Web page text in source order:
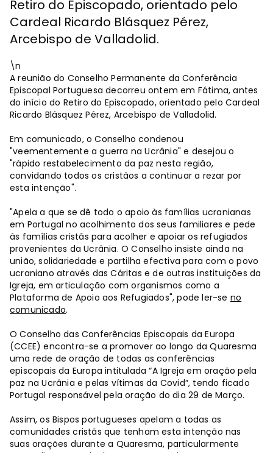
Retiro do Episcopado, orientado pelo
Cardeal Ricardo Blásquez Pérez,
Arcebispo de Valladolid.
\n
A reunião do Conselho Permanente da Conferência
Episcopal Portuguesa decorreu ontem em Fátima, antes
do início do Retiro do Episcopado, orientado pelo Cardeal
Ricardo Blásquez Pérez, Arcebispo de Valladolid.
Em comunicado, o Conselho condenou
"veementemente a guerra na Ucrânia" e desejou o
"rápido restabelecimento da paz nesta região,
convidando todos os cristãos a continuar a rezar por
esta intenção".
"Apela a que se dê todo o apoio às famílias ucranianas
em Portugal no acolhimento dos seus familiares e pede
às famílias cristãs para acolher e apoiar os refugiados
provenientes da Ucrânia. O Conselho insiste ainda na
união, solidariedade e partilha efectiva para com o povo
ucraniano através das Cáritas e de outras instituições da
Igreja, em articulação com organismos como a
Plataforma de Apoio aos Refugiados", pode ler-se no
comunicado.
O Conselho das Conferências Episcopais da Europa
(CCEE) encontra-se a promover ao longo da Quaresma
uma rede de oração de todas as conferências
episcopais da Europa intitulada “A Igreja em oração pela
paz na Ucrânia e pelas vítimas da Covid”, tendo ficado
Portugal responsável pela oração do dia 29 de Março.
Assim, os Bispos portugueses apelam a todas as
comunidades cristãs que tenham esta intenção nas
suas orações durante a Quaresma, particularmente